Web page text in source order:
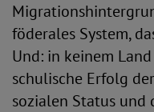
föderales System,
Und: in keinem
schulische Erfolg
sozialen Status